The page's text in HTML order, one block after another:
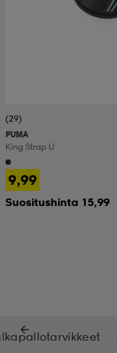
(29)
PUMA
King Strap U
9,99
Suositushinta 15,99